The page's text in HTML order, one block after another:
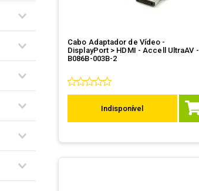
Cabo Adaptador de Vídeo -
DisplayPort > HDMI - Accell UltraAV -
B086B-003B-2
Indisponível